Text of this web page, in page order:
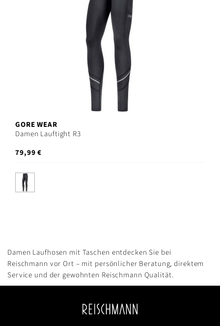
GORE WEAR
Damen Lauftight R3
79,99 €
Damen Laufhosen mit Taschen entdecken Sie bei
Reischmann vor Ort – mit persönlicher Beratung, direktem
Service und der gewohnten Reischmann Qualität.